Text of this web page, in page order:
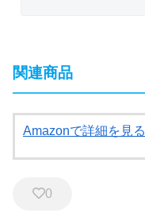
関連商品
Amazonで詳細を見る
0